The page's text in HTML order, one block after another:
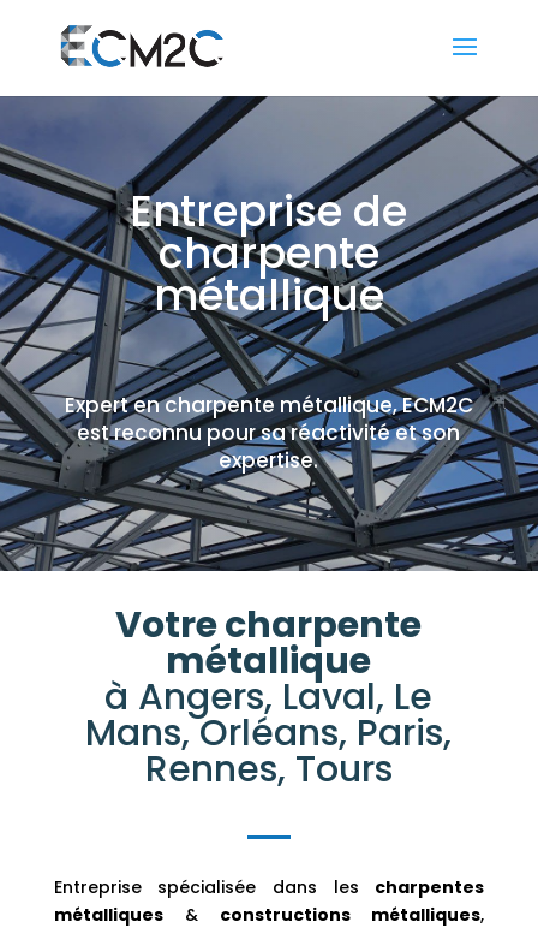
Entreprise de
charpente
métallique
Expert en charpente métallique, ECM2C
est reconnu pour sa réactivité et son
expertise.
Votre charpente
métallique
à Angers, Laval, Le
Mans, Orléans, Paris,
Rennes, Tours
Entreprise spécialisée dans les charpentes
métalliques& constructions métalliques,